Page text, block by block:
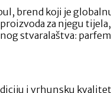
brend koji je
za njegu
stvaralaštva:
i vrhunsku